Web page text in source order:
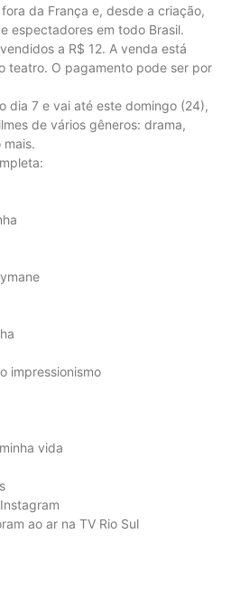
da França e, desde a criação,
espectadores em todo Brasil.
a R$ 12. A venda está
teatro. O pagamento pode ser por
dia 7 e vai até este domingo (24),
de vários gêneros: drama,
mais.
impressionismo
vida
ao ar na TV Rio Sul